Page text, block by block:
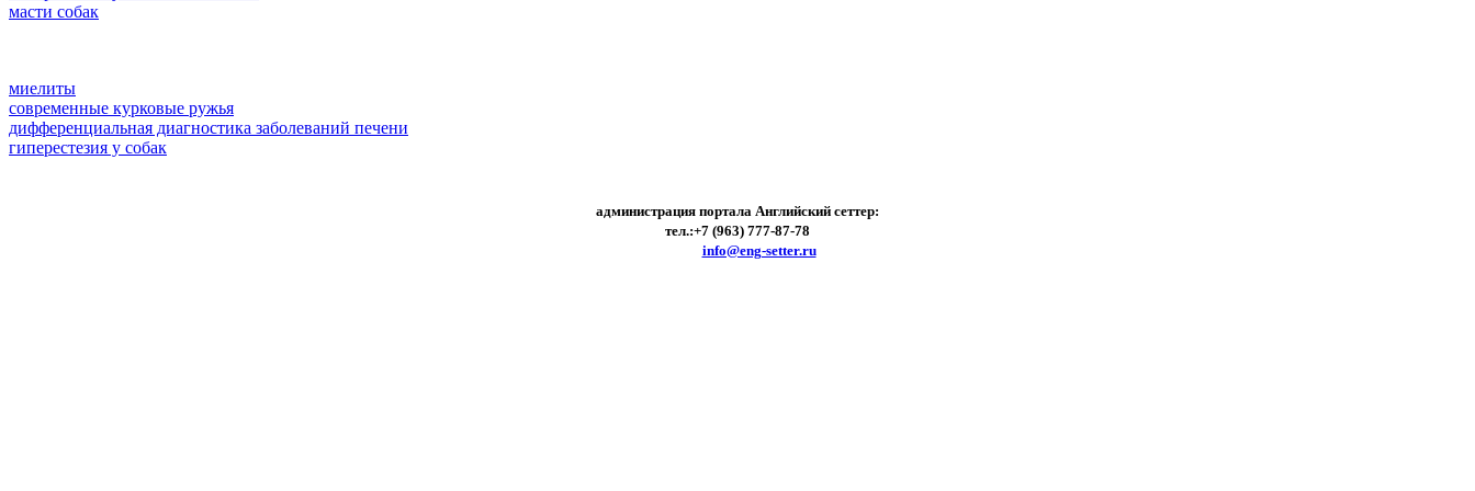
масти собак
миелиты
современные курковые ружья
дифференциальная диагностика заболеваний печени
гиперестезия у собак
администрация портала Английский сеттер:
тел.:+7 (963) 777-87-78
info@eng-setter.ru